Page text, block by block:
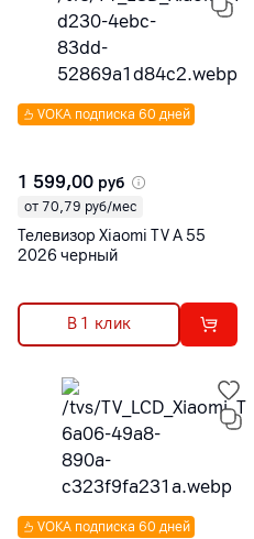
VOKA подписка 60 дней
1 599,00 руб
от 70,79 руб/мес
Телевизор Xiaomi TV A 55
2026 черный
В 1 клик
VOKA подписка 60 дней